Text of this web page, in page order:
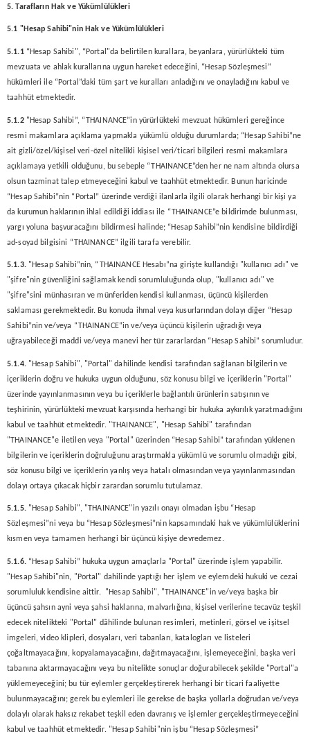
5. Tarafların Hak ve Yükümlülükleri
5.1 "Hesap Sahibi"nin Hak ve Yükümlülükleri
5.1.1“Hesap Sahibi", “Portal"da belirtilen kurallara, beyanlara, yürürlükteki tüm
mevzuata ve ahlak kurallarına uygun hareket edeceğini, “Hesap Sözleşmesi”
hükümleri ile “Portal”daki tüm şart ve kuralları anladığını ve onayladığını kabul ve
taahhüt etmektedir.
5.1.2 "Hesap Sahibi”, “THAINANCE”in yürürlükteki mevzuat hükümleri gereğince
resmi makamlara açıklama yapmakla yükümlü olduğu durumlarda; “Hesap Sahibi”ne
ait gizli/özel/kişisel veri-özel nitelikli kişisel veri/ticari bilgileri resmi makamlara
açıklamaya yetkili olduğunu, bu sebeple “THAINANCE”den her ne nam altında olursa
olsun tazminat talep etmeyeceğini kabul ve taahhüt etmektedir. Bunun haricinde
“Hesap Sahibi”nin “Portal” üzerinde verdiği ilanlarla ilgili olarak herhangi bir kişi ya
da kurumun haklarının ihlal edildiği iddiası ile “THAINANCE”e bildirimde bulunması,
yargı yoluna başvuracağını bildirmesi halinde; “Hesap Sahibi”nin kendisine bildirdiği
ad-soyad bilgisini “THAINANCE” ilgili tarafa verebilir.
5.1.3."Hesap Sahibi”nin, “THAINANCE Hesabı”na girişte kullandığı "kullanıcı adı" ve
"şifre"nin güvenliğini sağlamak kendi sorumluluğunda olup, "kullanıcı adı" ve
"şifre"sini münhasıran ve münferiden kendisi kullanması, üçüncü kişilerden
saklaması gerekmektedir. Bu konuda ihmal veya kusurlarından dolayı diğer “Hesap
Sahibi”nin ve/veya “THAINANCE”in ve/veya üçüncü kişilerin uğradığı veya
uğrayabileceği maddi ve/veya manevi her tür zararlardan “Hesap Sahibi” sorumludur.
5.1.4."Hesap Sahibi", "Portal" dahilinde kendisi tarafından sağlanan bilgilerin ve
içeriklerin doğru ve hukuka uygun olduğunu, söz konusu bilgi ve içeriklerin "Portal"
üzerinde yayınlanmasının veya bu içeriklerle bağlantılı ürünlerin satışının ve
teşhirinin, yürürlükteki mevzuat karşısında herhangi bir hukuka aykırılık yaratmadığını
kabul ve taahhüt etmektedir. "THAINANCE", "Hesap Sahibi" tarafından
"THAINANCE"e iletilen veya "Portal" üzerinden “Hesap Sahibi” tarafından yüklenen
bilgilerin ve içeriklerin doğruluğunu araştırmakla yükümlü ve sorumlu olmadığı gibi,
söz konusu bilgi ve içeriklerin yanlış veya hatalı olmasından veya yayınlanmasından
dolayı ortaya çıkacak hiçbir zarardan sorumlu tutulamaz.
5.1.5."Hesap Sahibi", "THAINANCE"in yazılı onayı olmadan işbu “Hesap
Sözleşmesi”ni veya bu “Hesap Sözleşmesi”nin kapsamındaki hak ve yükümlülüklerini
kısmen veya tamamen herhangi bir üçüncü kişiye devredemez.
5.1.6.“Hesap Sahibi” hukuka uygun amaçlarla "Portal" üzerinde işlem yapabilir.
"Hesap Sahibi"nin, "Portal" dahilinde yaptığı her işlem ve eylemdeki hukuki ve cezai
sorumluluk kendisine aittir. "Hesap Sahibi", "THAINANCE"in ve/veya başka bir
üçüncü şahsın ayni veya şahsi haklarına, malvarlığına, kişisel verilerine tecavüz teşkil
edecek nitelikteki "Portal" dâhilinde bulunan resimleri, metinleri, görsel ve işitsel
imgeleri, video klipleri, dosyaları, veri tabanları, katalogları ve listeleri
çoğaltmayacağını, kopyalamayacağını, dağıtmayacağını, işlemeyeceğini, başka veri
tabanına aktarmayacağını veya bu nitelikte sonuçlar doğurabilecek şekilde "Portal"a
yüklemeyeceğini; bu tür eylemler gerçekleştirerek herhangi bir ticari faaliyette
bulunmayacağını; gerek bu eylemleri ile gerekse de başka yollarla doğrudan ve/veya
dolaylı olarak haksız rekabet teşkil eden davranış ve işlemler gerçekleştirmeyeceğini
kabul ve taahhüt etmektedir. "Hesap Sahibi"nin işbu “Hesap Sözleşmesi”